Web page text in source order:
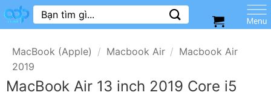
Skip
to
Tìm
kiếm:
MacBook (Apple) / Macbook Air / Macbook Air
2019
MacBook Air 13 inch 2019 Core i5